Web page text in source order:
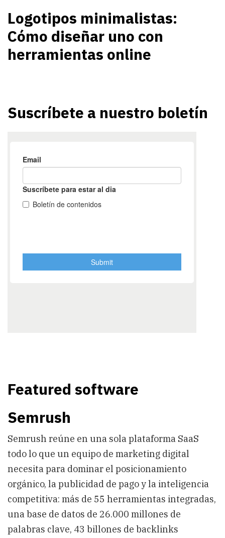
Logotipos minimalistas:
Cómo diseñar uno con
herramientas online
Suscríbete a nuestro boletín
Featured software
Semrush
Semrush reúne en una sola plataforma SaaS
todo lo que un equipo de marketing digital
necesita para dominar el posicionamiento
orgánico, la publicidad de pago y la inteligencia
competitiva: más de 55 herramientas integradas,
una base de datos de 26.000 millones de
palabras clave, 43 billones de backlinks